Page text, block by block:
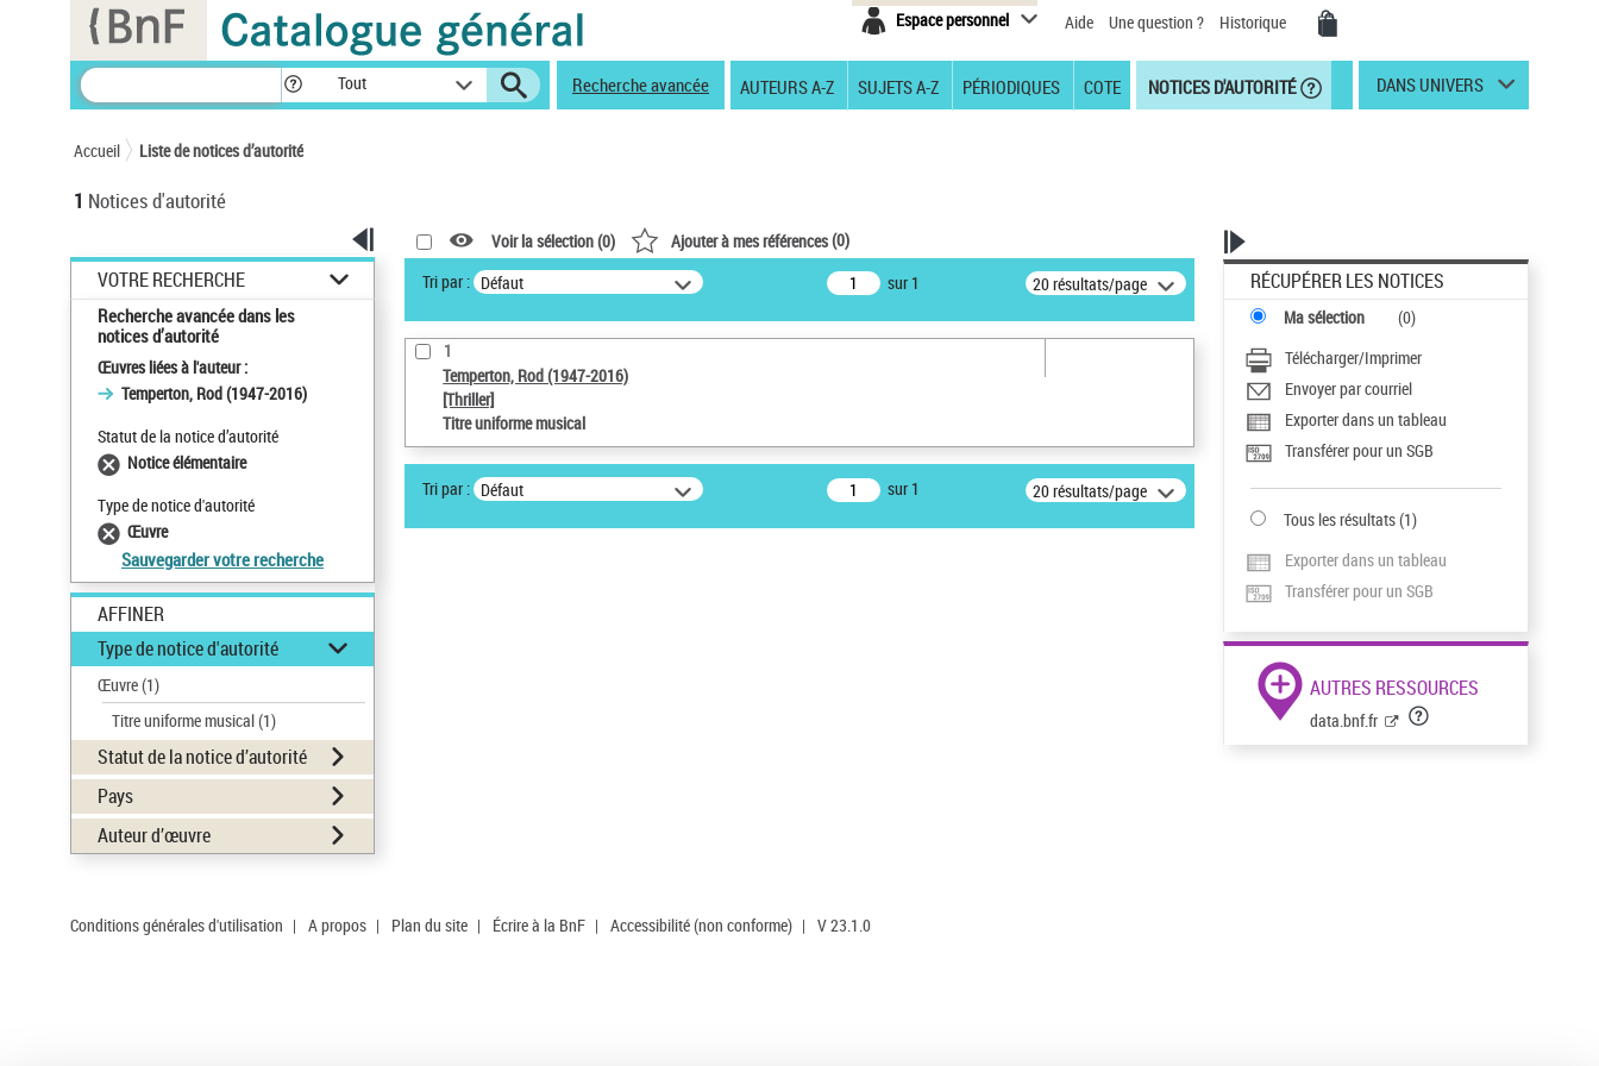
Espace personnel Aide Une question ? Historique
Tout Recherche avancée AUTEURS A-Z SUJETS A-Z PÉRIODIQUES COTE NOTICES D'AUTORITÉ DANS UNIVERS
Accueil Liste de notices d’autorité
1 Notices d'autorité
VOTRE RECHERCHE
Recherche avancée dans les
notices d’autorité
Œuvres liées à l'auteur :
Temperton, Rod (1947-2016)
Statut de la notice d’autorité
Notice élémentaire
Type de notice d'autorité
Œuvre
Sauvegarder votre recherche
AFFINER
Type de notice d'autorité
Œuvre(1)
Titre uniforme musical(1)
Statut de la notice d’autorité
Pays
Auteur d’œuvre
Voir la sélection (0) Ajouter à mes références(0)
Tri par : Défaut sur 1 20 résultats/page
1
Temperton, Rod (1947-2016)
[Thriller]
Titre uniforme musical
Tri par : Défaut sur 1 20 résultats/page
RÉCUPÉRER LES NOTICES
Ma sélection (0)
Télécharger/Imprimer
Envoyer par courriel
Exporter dans un tableau
Transférer pour un SGB
Tous les résultats(1)
Exporter dans un tableau
Transférer pour un SGB
AUTRES RESSOURCES
data.bnf.fr
Conditions générales d'utilisation | A propos | Plan du site | Écrire à la BnF | Accessibilité (non conforme) | V 23.1.0
Panneau de gestion des cookies